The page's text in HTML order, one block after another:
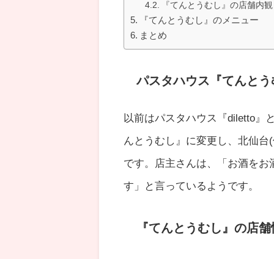
『てんとうむし』の店舗内観
『てんとうむし』のメニュー
まとめ
パスタハウス『てんと
以前はパスタハウス『diletto』
んとうむし』に変更し、北仙
です。店主さんは、「お酒をお
す」と言っているようです。
『てんとうむし』の店